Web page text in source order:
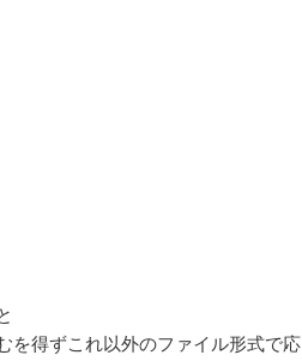
を得ずこれ以外のファイル形式で応